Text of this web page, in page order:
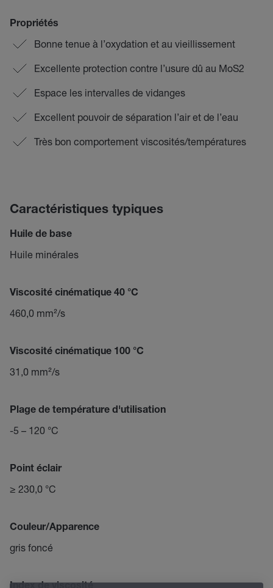
Propriétés
Bonne tenue à l’oxydation et au vieillissement
Excellente protection contre l’usure dû au MoS2
Espace les intervalles de vidanges
Excellent pouvoir de séparation l’air et de l’eau
Très bon comportement viscosités/températures
Caractéristiques typiques
Huile de base
Huile minérales
Viscosité cinématique 40 °C
460,0 mm²/s
Viscosité cinématique 100 °C
31,0 mm²/s
Plage de température d'utilisation
-5 – 120 °C
Point éclair
≥ 230,0 °C
Couleur/Apparence
gris foncé